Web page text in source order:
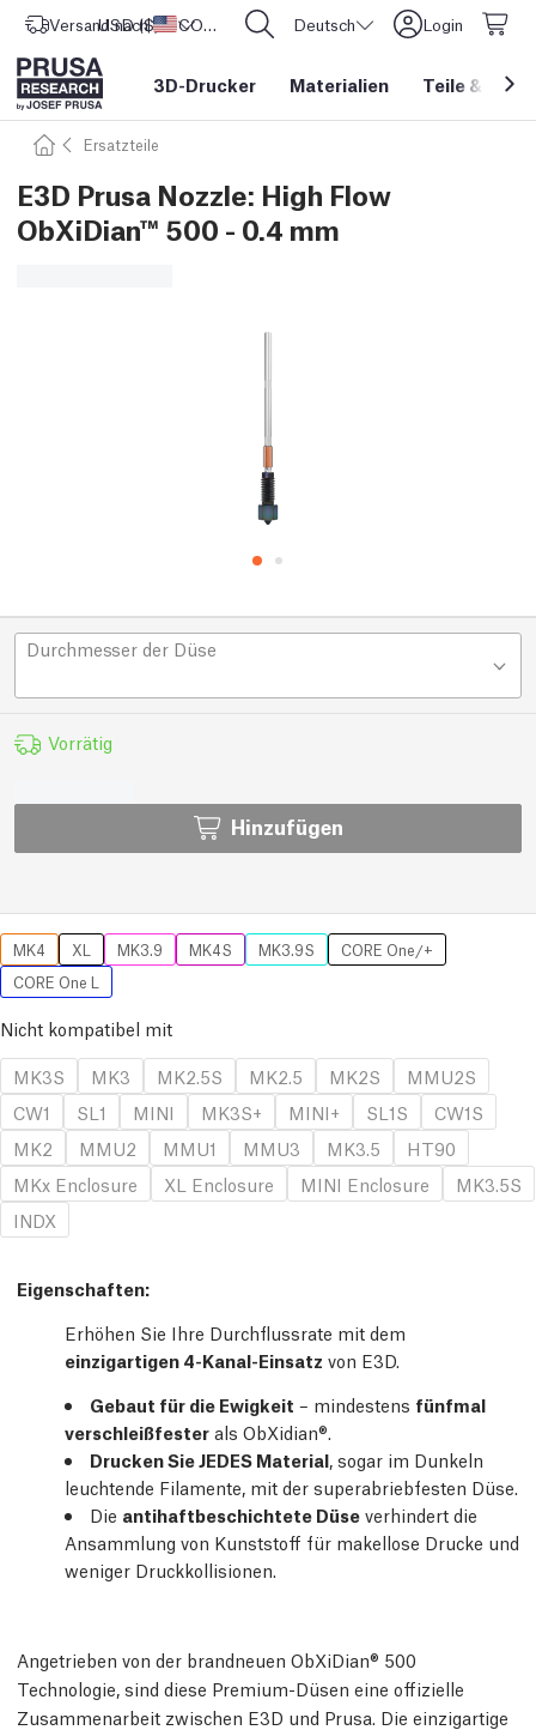
Versand nach Vereinigte Staaten
USD ($) CORE One L: Jetzt auf Lager! Deutsch Login
3D-Drucker Materialien Teile &
Ersatzteile
E3D Prusa Nozzle: High Flow
ObXiDian™ 500 - 0.4 mm
Durchmesser der Düse
Vorrätig
Hinzufügen
MK4 XL MK3.9 MK4S MK3.9S
CORE One/+
CORE One L
Nicht kompatibel mit
MK3S
MK3 MK2.5S MK2.5 MK2S
MMU2S
CW1
SL1 MINI MK3S+ MINI+ SL1S
CW1S
MK2
MMU2 MMU1 MMU3 MK3.5
HT90
MKx Enclosure
XL Enclosure MINI Enclosure
MK3.5S
INDX
Eigenschaften:
Erhöhen Sie Ihre Durchflussrate mit dem
einzigartigen 4-Kanal-Einsatz von E3D.
Gebaut für die Ewigkeit – mindestens fünfmal
verschleißfester als ObXidian®.
Drucken Sie JEDES Material, sogar im Dunkeln
leuchtende Filamente, mit der superabriebfesten Düse.
Die antihaftbeschichtete Düse verhindert die
Ansammlung von Kunststoff für makellose Drucke und
weniger Druckkollisionen.
Angetrieben von der brandneuen ObXiDian® 500
Technologie, sind diese Premium-Düsen eine offizielle
Zusammenarbeit zwischen E3D und Prusa. Die einzigartige